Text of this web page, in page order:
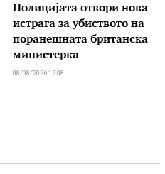
Полицијата отвори нова
истрага за убиството на
поранешната британска
министерка
08/08/2026 12:08